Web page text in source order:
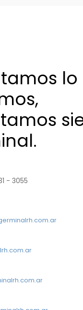
- 3055